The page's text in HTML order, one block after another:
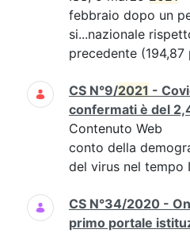
febbraio dopo un
si...nazionale
precedente
CS N°9/2021 -
confermati è del
Contenuto Web
conto della
del virus nel tempo
CS N°34/2020 -
primo portale